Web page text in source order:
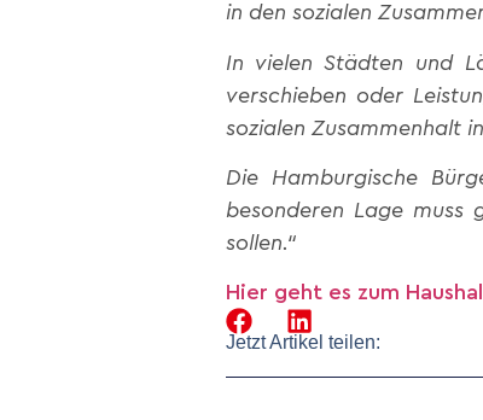
in den sozialen
In vielen Städten und
verschieben oder
sozialen Zusammenhalt
Die Hamburgische
besonderen Lage muss
sollen.“
Hier geht es zum
Jetzt Artikel teilen: